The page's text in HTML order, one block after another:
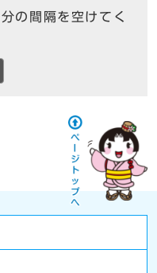
の間隔を空けてく